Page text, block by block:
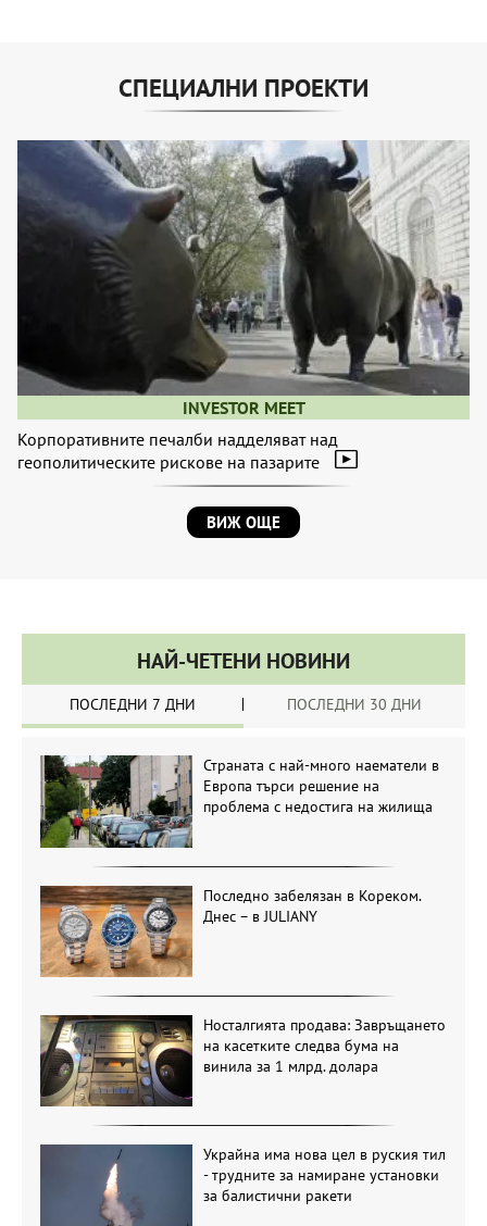
СПЕЦИАЛНИ ПРОЕКТИ
INVESTOR MEET
Корпоративните печалби надделяват над
геополитическите рискове на пазарите
ВИЖ ОЩЕ
НАЙ-ЧЕТЕНИ НОВИНИ
ПОСЛЕДНИ 7 ДНИ ПОСЛЕДНИ 30 ДНИ
Страната с най-много наематели в
Европа търси решение на
проблема с недостига на жилища
Последно забелязан в Кореком.
Днес – в JULIANY
Носталгията продава: Завръщането
на касетките следва бума на
винила за 1 млрд. долара
Украйна има нова цел в руския тил
- трудните за намиране установки
за балистични ракети